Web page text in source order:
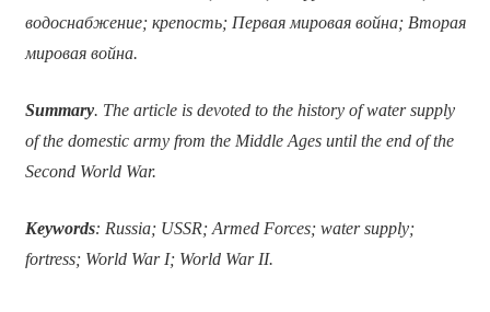
водоснабжение; крепость; Первая мировая война; Вторая
мировая война.
Summary. The article is devoted to the history of water supply
of the domestic army from the Middle Ages until the end of the
Second World War.
Keywords: Russia; USSR; Armed Forces; water supply;
fortress; World War I; World War II.